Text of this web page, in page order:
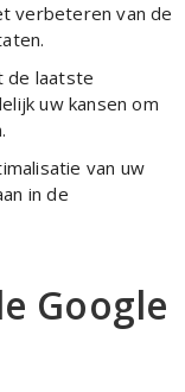
verbeteren van de
de laatste
uw kansen om
van uw
in de
Google